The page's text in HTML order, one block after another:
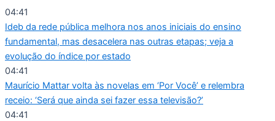
Ir
para
o
conteúdo
04:41
Ideb da rede pública melhora nos anos iniciais do ensino
fundamental, mas desacelera nas outras etapas; veja a
evolução do índice por estado
04:41
Maurício Mattar volta às novelas em ‘Por Você’ e relembra
receio: ‘Será que ainda sei fazer essa televisão?’
04:41